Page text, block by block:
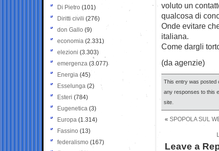
voluto un
qualcosa di
Onde evitare
italiana.
Come dargli
(da agenzie)
This entry was posted
any responses to this
site.
« SPOPOLA SUL
Leave a
Di Pietro (101)
Diritti civili (276)
don Gallo (9)
economia (2.331)
elezioni (3.303)
emergenza (3.077)
Energia (45)
Esselunga (2)
Esteri (784)
Eugenetica (3)
Europa (1.314)
Fassino (13)
federalismo (167)